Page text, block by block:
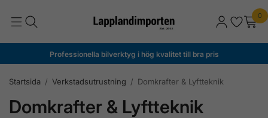
0
Professionella bilverktyg i hög kvalitet till bra pris
Startsida / Verkstadsutrustning / Domkrafter & Lyftteknik
Domkrafter & Lyftteknik